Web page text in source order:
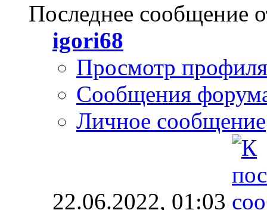
Последнее сообщение
igori68
Просмотр профиля
Сообщения
Личное сообщение
22.06.2022, 01:03